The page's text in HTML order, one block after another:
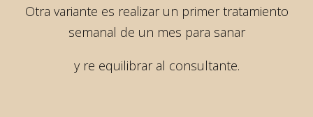
Otra variante es realizar un primer tratamiento
semanal de un mes para sanar
y re equilibrar al consultante.